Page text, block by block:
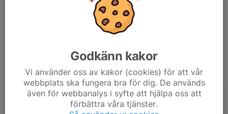
Tidigare nyheter
Kimstad GoIF cup lördag 8:e augusti
31 jul, 22:13
Godkänn kakor
Vi använder oss av kakor (cookies) för att vår
webbplats ska fungera bra för dig. De används
även för webbanalys i syfte att hjälpa oss att
förbättra våra tjänster.